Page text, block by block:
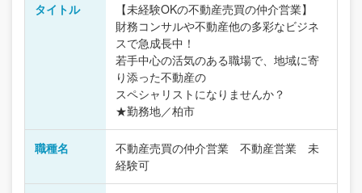
タイトル
【未経験OKの不動産売買の仲介営業】
財務コンサルや不動産他の多彩なビジネ
スで急成長中！
若手中心の活気のある職場で、地域に寄
り添った不動産の
スペシャリストになりませんか？
★勤務地／柏市
職種名
不動産売買の仲介営業 不動産営業 未
経験可